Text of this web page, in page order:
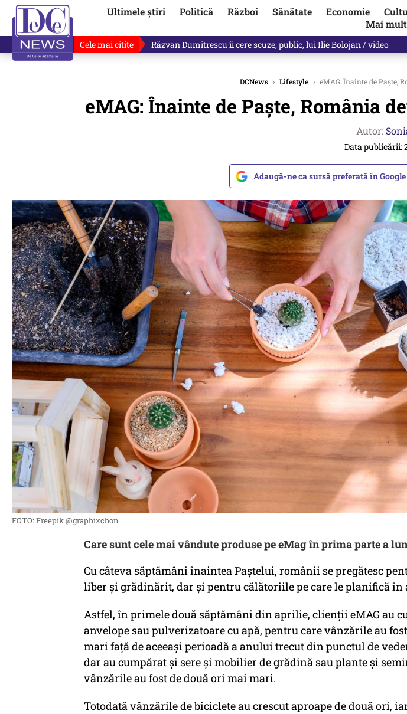
Ultimele știri Politică Război Sănătate Economie
Mai mult
Cele mai citite „Dacă facem treaba asta, s-a ales praful de tot!” Eugen Teodorovici,
DCNews › Lifestyle › eMAG: Înainte de Paște,
eMAG: Înainte de Paște, România
Autor:
Data publicării:
Adaugă-ne ca sursă preferată în Google
FOTO: Freepik @graphixchon
Care sunt cele mai vândute produse pe eMag în prima parte a
Cu câteva săptămâni înaintea Paștelui, românii se pregătesc
liber și grădinărit, dar și pentru călătoriile pe care le planifică în
Astfel, în primele două săptămâni din aprilie, clienții eMAG au
anvelope sau pulverizatoare cu apă, pentru care vânzările au
mari față de aceeași perioadă a anului trecut din punctul de
dar au cumpărat și sere și mobilier de grădină sau plante și
vânzările au fost de două ori mai mari.
Totodată vânzările de biciclete au crescut aproape de două ori,